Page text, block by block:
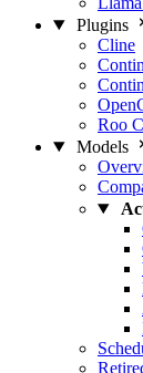
Plugins
Cline
Roo
Models